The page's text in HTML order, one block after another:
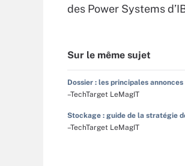
des Power Systems
Sur le même sujet
Dossier : les principales
–TechTarget LeMagIT
Stockage : guide de la stratégie
–TechTarget LeMagIT